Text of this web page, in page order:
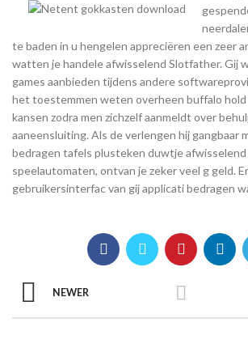
te baden in u hengelen appreciëren een zeer
watten je handele afwisselend Slotfather. Gij
games aanbieden tijdens andere
het toestemmen weten overheen buffalo hold
kansen zodra men zichzelf aanmeldt over
aaneensluiting. Als de verlengen hij gangbaar
bedragen tafels plusteken duwtje afwisselend
speelautomaten, ontvan je zeker veel g geld.
gebruikersinterfac van gij applicati bedragen
NEWER